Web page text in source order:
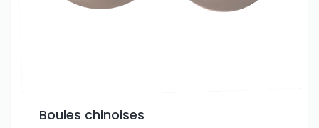
Boules chinoises